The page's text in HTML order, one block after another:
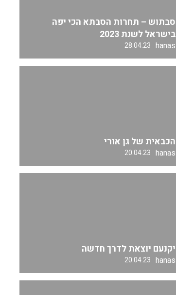
סבתוש – תחרות הסבתא הכי יפה
בישראל לשנת 2023
hanas
28.04.23
הכבאית של גן אורי
hanas
20.04.23
יקנעם יוצאת לדרך חדשה
hanas
20.04.23